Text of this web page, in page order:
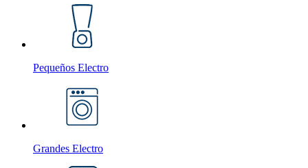
Pequeños Electro
Grandes Electro